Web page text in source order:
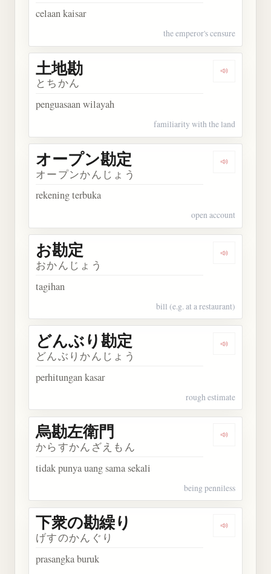
celaan kaisar
the emperor's censure
Dengarkan
土地勘
とちかん
penguasaan wilayah
familiarity with the land
Dengarkan
オープン勘定
オープンかんじょう
rekening terbuka
open account
Dengarkan
お勘定
おかんじょう
tagihan
bill (e.g. at a restaurant)
Dengarkan
どんぶり勘定
どんぶりかんじょう
perhitungan kasar
rough estimate
Dengarkan
烏勘左衛門
からすかんざえもん
tidak punya uang sama sekali
being penniless
Dengarkan
下衆の勘繰り
げすのかんぐり
prasangka buruk